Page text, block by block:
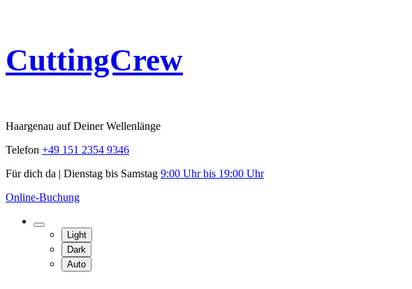
to
content
CuttingCrew
Haargenau auf Deiner Wellenlänge
Telefon +49 151 2354 9346
Für dich da | Dienstag bis Samstag 9:00 Uhr bis 19:00 Uhr
Online-Buchung
Light
Dark
Auto